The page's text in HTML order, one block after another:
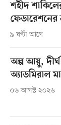
শহীদ
ফেডারেশনের
৯ ঘণ্টা আগে
অল্প আয়ু, দীর্ঘ
অ্যাডমিরাল
০৬ আগস্ট ২০২৬